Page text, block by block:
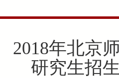
2018年北京
研究生招